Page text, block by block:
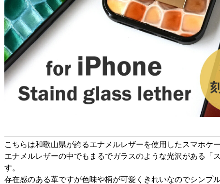
こちらは和歌山県が誇るエナメルレザーを使用したスマホケ
エナメルレザーの中でもまるでガラスのような光沢がある「
す。
存在感のある革ですが色味や柄が可愛くきれいなのでシンプ